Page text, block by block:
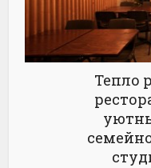
Тепло